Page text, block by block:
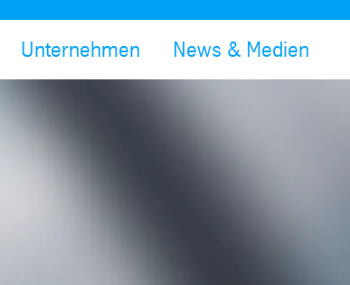
Unternehmen News & Medien